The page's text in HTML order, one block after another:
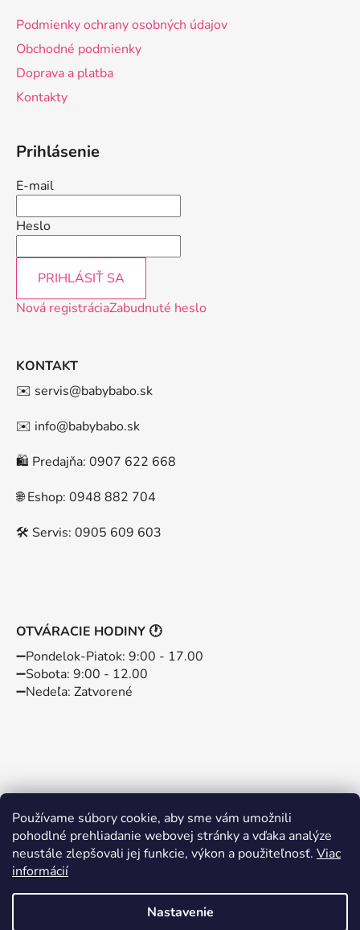
Používame súbory cookie, aby sme vám umožnili
pohodlné prehliadanie webovej stránky a vďaka analýze
neustále zlepšovali jej funkcie, výkon a použiteľnosť. Viac
informácií
Nastavenie
Podmienky ochrany osobných údajov
Obchodné podmienky
Doprava a platba
Kontakty
Prihlásenie
E-mail
Heslo
PRIHLÁSIŤ SA
Nová registráciaZabudnuté heslo
KONTAKT
✉️ servis@babybabo.sk
✉️ info@babybabo.sk
🛍️ Predajňa: 0907 622 668
🌐 Eshop: 0948 882 704
🛠️ Servis: 0905 609 603
OTVÁRACIE HODINY 🕐
➖️Pondelok-Piatok: 9:00 - 17.00
➖️Sobota: 9:00 - 12.00
➖️Nedeľa: Zatvorené
Instagram Facebook